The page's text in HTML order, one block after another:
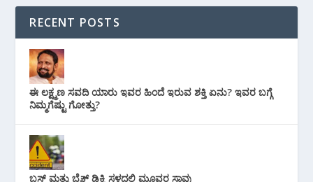
RECENT POSTS
ಈ ಲಕ್ಷ್ಮಣ ಸವದಿ ಯಾರು ಇವರ ಹಿಂದೆ ಇರುವ ಶಕ್ತಿ ಏನು? ಇವರ ಬಗ್ಗೆ
ನಿಮ್ಮಗೆಷ್ಟು ಗೋತ್ತು?
ಬಸ್ ಮತ್ತು ಬೈಕ್ ಡಿಕ್ಕಿ ಸ್ಥಳದಲ್ಲಿ ಮೂವರ ಸಾವು